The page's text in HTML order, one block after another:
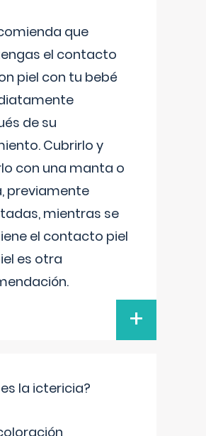
que
el contacto
piel con tu bebé
de su
Cubrirlo y
con una manta o
previamente
mientras se
el contacto piel
es otra
+
la ictericia?